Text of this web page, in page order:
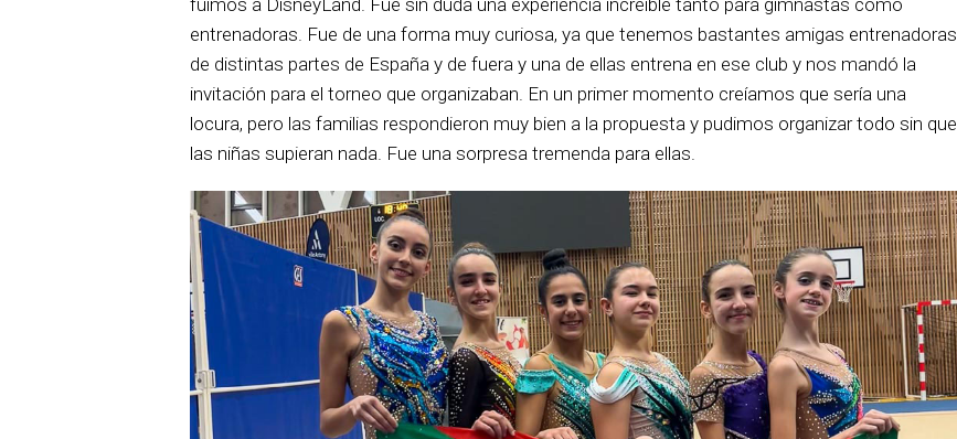
entrenadoras. Fue de una forma muy curiosa, ya que tenemos bastantes amigas entrenadoras
de distintas partes de España y de fuera y una de ellas entrena en ese club y nos mandó la
invitación para el torneo que organizaban. En un primer momento creíamos que sería una
locura, pero las familias respondieron muy bien a la propuesta y pudimos organizar todo sin que
las niñas supieran nada. Fue una sorpresa tremenda para ellas.